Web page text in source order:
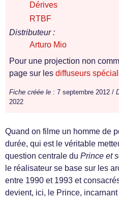
Dérives
RTBF
Distributeur :
Arturo Mio
Pour une projection non
page sur les diffuseurs
Fiche créée le : 7 septembre 2012 /
2022
Quand on filme un homme de
durée, qui est le véritable
question centrale du Prince et
le réalisateur se base sur les
entre 1990 et 1993 et
devient, ici, le Prince,